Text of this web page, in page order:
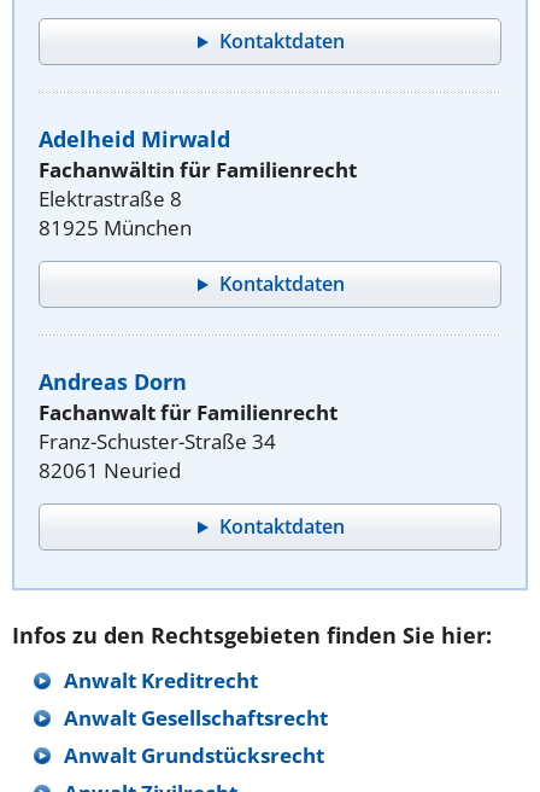
Kontaktdaten
Adelheid Mirwald
Fachanwältin für Familienrecht
Elektrastraße 8
81925 München
Kontaktdaten
Andreas Dorn
Fachanwalt für Familienrecht
Franz-Schuster-Straße 34
82061 Neuried
Kontaktdaten
Infos zu den Rechtsgebieten finden Sie hier:
Anwalt Kreditrecht
Anwalt Gesellschaftsrecht
Anwalt Grundstücksrecht